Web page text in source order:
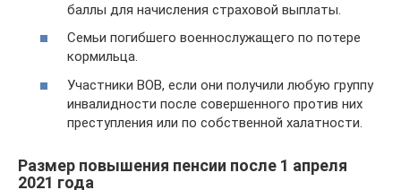
баллы для начисления страховой выплаты.
Семьи погибшего военнослужащего по потере
кормильца.
Участники ВОВ, если они получили любую группу
инвалидности после совершенного против них
преступления или по собственной халатности.
Размер повышения пенсии после 1 апреля
2021 года